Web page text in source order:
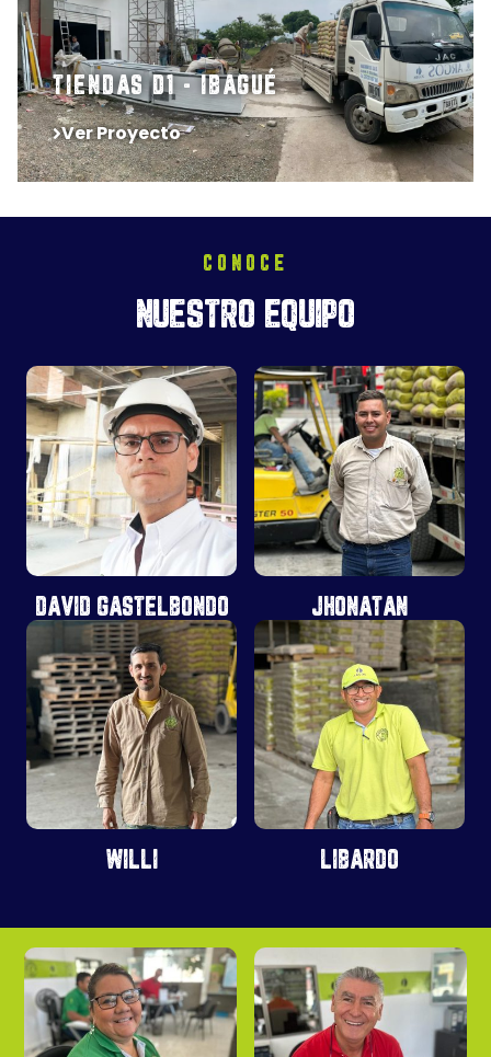
TIENDAS D1 - IBAGUÉ
Ver Proyecto
CONOCE
NUESTRO EQUIPO
DAVID GASTELBONDO JHONATAN
WILLI LIBARDO